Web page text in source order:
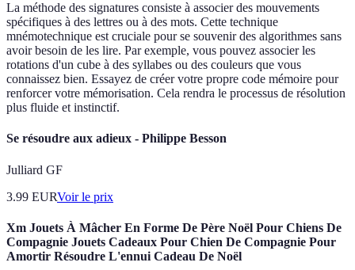
La méthode des signatures consiste à associer des mouvements
spécifiques à des lettres ou à des mots. Cette technique
mnémotechnique est cruciale pour se souvenir des algorithmes sans
avoir besoin de les lire. Par exemple, vous pouvez associer les
rotations d'un cube à des syllabes ou des couleurs que vous
connaissez bien. Essayez de créer votre propre code mémoire pour
renforcer votre mémorisation. Cela rendra le processus de résolution
plus fluide et instinctif.
Se résoudre aux adieux - Philippe Besson
Julliard GF
3.99 EURVoir le prix
Xm Jouets À Mâcher En Forme De Père Noël Pour Chiens De
Compagnie Jouets Cadeaux Pour Chien De Compagnie Pour
Amortir Résoudre L'ennui Cadeau De Noël